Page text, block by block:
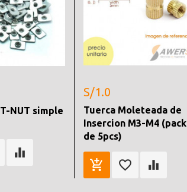
NUT simple
S/1.0
Tuerca Moleteada de
Insercion M3-M4 (pack
de 5pcs)